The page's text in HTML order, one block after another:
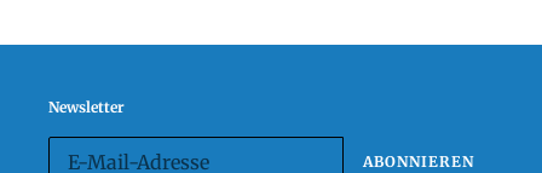
Newsletter
ABONNIEREN